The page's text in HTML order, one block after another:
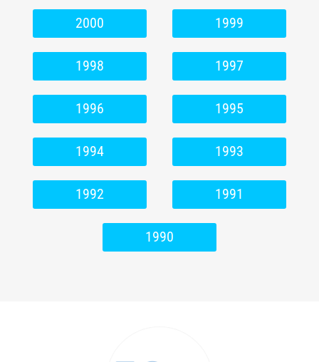
2000 1999
1998 1997
1996 1995
1994 1993
1992 1991
1990